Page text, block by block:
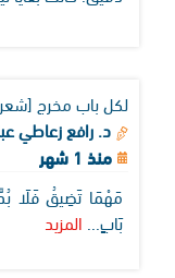
لكل باب مخرج
د. رافع زعاطي
منذ 1 شهر
مَهْمَا تَضِيقُ فَلَا
بَابٍ... المزيد